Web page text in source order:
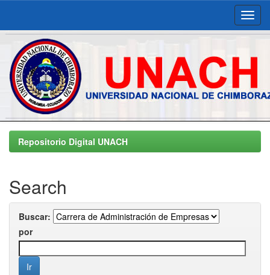
Skip
navigationRepositorio Digital UNACH
Search
Buscar:
por